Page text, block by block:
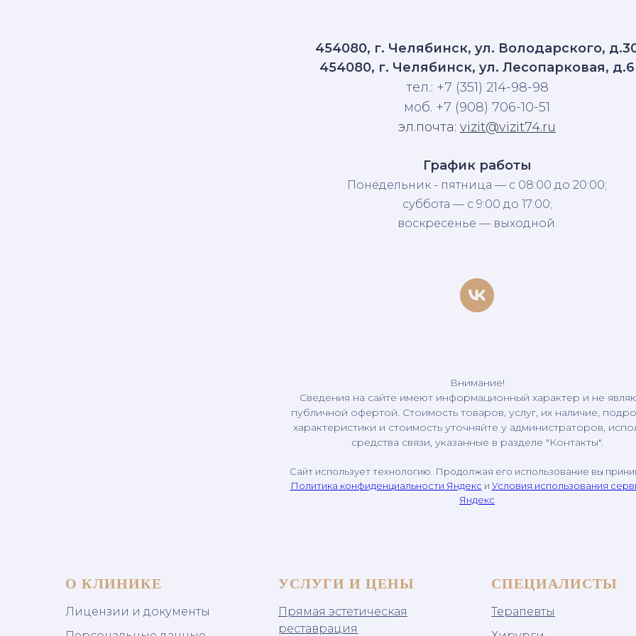
454080, г. Челябинск, ул. Володарского,
454080, г. Челябинск, ул. Лесопарковая, д.6
тел.: +7 (351) 214-98-98
моб. +7 (908) 706-10-51
эл.почта: vizit@vizit74.ru
График работы
Понедельник - пятница — с 08:00 до 20:00;
суббота — с 9:00 до 17:00;
воскресенье — выходной.
Внимание!
Сведения на сайте имеют информационный характер и не
публичной офертой. Стоимость товаров, услуг, их наличие,
характеристики и стоимость уточняйте у администраторов,
средства связи, указанные в разделе "Контакты".
Сайт использует технологию. Продолжая его использование вы
Политика конфиденциальности Яндекс и Условия использования
Яндекс
О КЛИНИКЕ
Лицензии и документы
УСЛУГИ И ЦЕНЫ
Прямая эстетическая
реставрация
СПЕЦИАЛИСТЫ
Терапевты